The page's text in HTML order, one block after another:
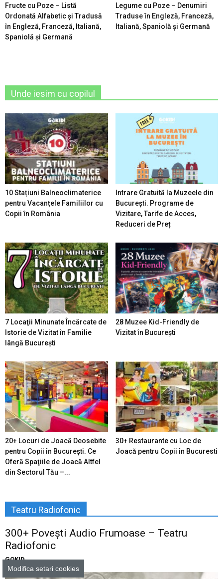
Fructe cu Poze – Listă
Ordonată Alfabetic şi Tradusă
în Engleză, Franceză, Italiană,
Spaniolă şi Germană
Legume cu Poze – Denumiri
Traduse în Engleză, Franceză,
Italiană, Spaniolă şi Germană
Unde iesim cu copilul
10 Stațiuni Balneoclimaterice
pentru Vacanțele Familiilor cu
Copii în România
Intrare Gratuită la Muzeele din
București. Programe de
Vizitare, Tarife de Acces,
Reduceri de Preț
7 Locaţii Minunate Încărcate de
Istorie de Vizitat în Familie
lângă București
28 Muzee Kid-Friendly de
Vizitat în București
20+ Locuri de Joacă Deosebite
pentru Copii în Bucureşti. Ce
Oferă Spaţiile de Joacă Altfel
din Sectorul Tău –...
30+ Restaurante cu Loc de
Joacă pentru Copii în Bucuresti
Teatru Radiofonic
300+ Povești Audio Frumoase – Teatru
Radiofonic
GOKID
Modifica setari cookies